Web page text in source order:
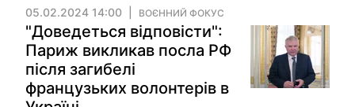
05.02.2024 14:00 ВОЄННИЙ ФОКУС
"Доведеться відповісти":
Париж викликав посла РФ
після загибелі
французьких волонтерів в